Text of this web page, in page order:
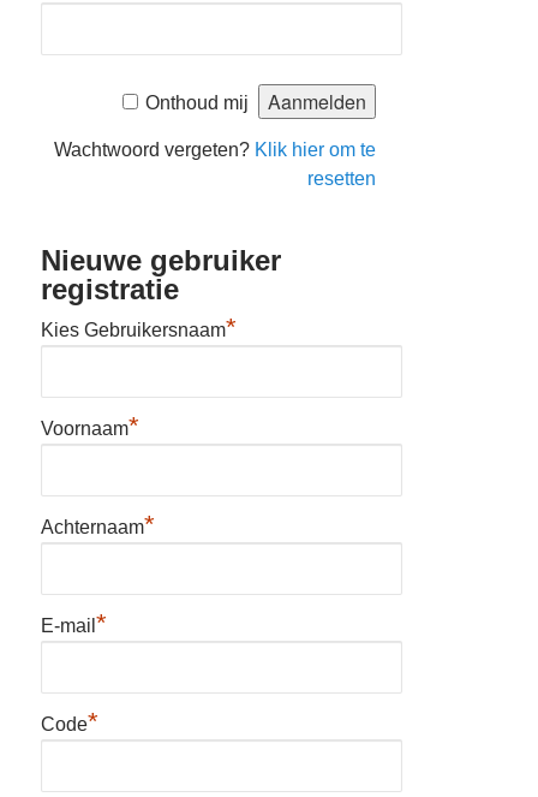
Onthoud mij
Wachtwoord vergeten? Klik hier om te
resetten
Nieuwe gebruiker
registratie
Kies Gebruikersnaam*
Voornaam*
Achternaam*
E-mail*
Code*